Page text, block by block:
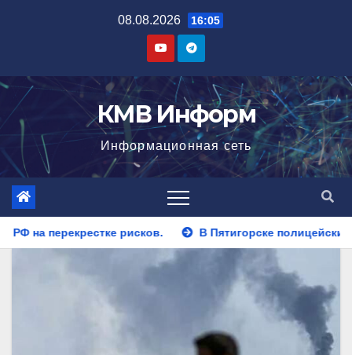
08.08.2026 16:05
КМВ Информ
Информационная сеть
В Пятигорске полицейские задержали закладчика,